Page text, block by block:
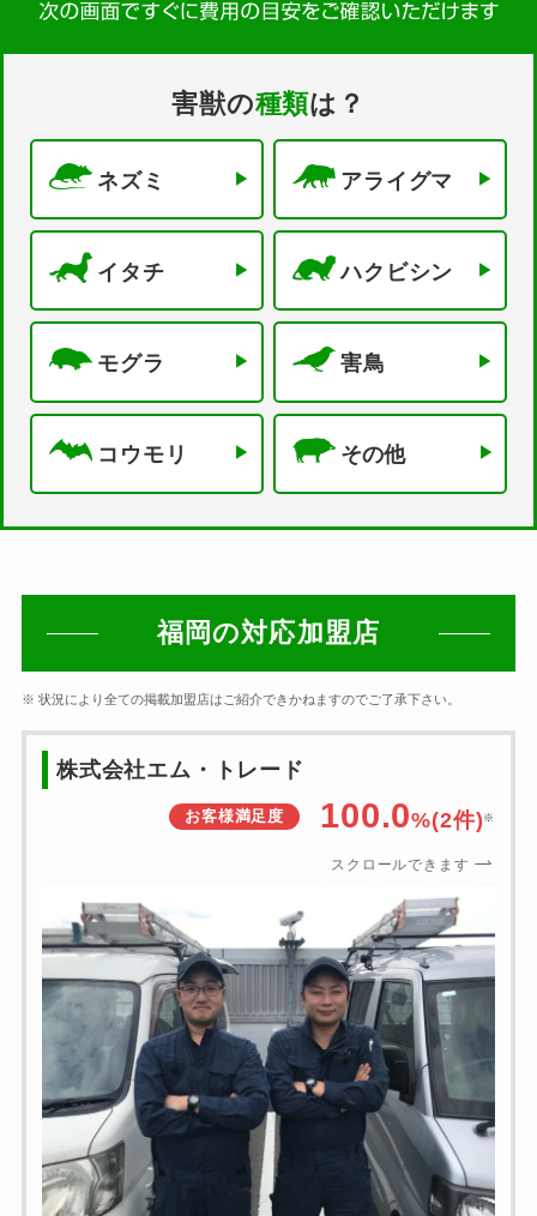
害獣の種類は？
ネズミ アライグマ
イタチ ハクビシン
モグラ 害鳥
コウモリ その他
福岡の対応加盟店
※ 状況により全ての掲載加盟店はご紹介できかねますのでご了承下さい。
株式会社エム・トレード
お客様満足度 100.0%(2件) ※
スクロールできます